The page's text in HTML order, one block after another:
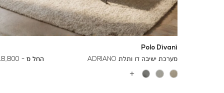
Polo Divani
מערכת ישיבה דו ותלת ADRIANO
החל מ - ₪ To
24,500 ₪